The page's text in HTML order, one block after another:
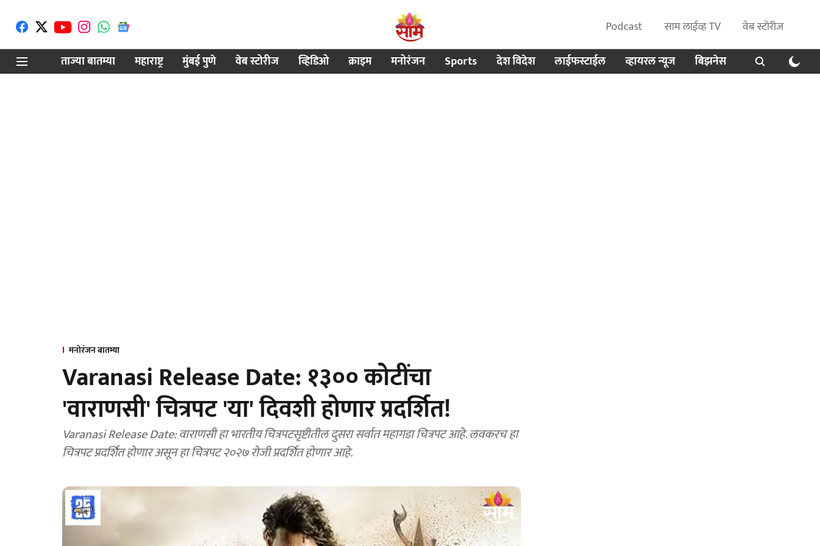
Podcast साम लाईव्ह TV
वेब स्टोरीज
ताज्या बातम्या
महाराष्ट्र मुंबई पुणे वेब स्टोरीज व्हिडिओ क्राइम मनोरंजन Sports देश विदेश लाईफस्टाईल व्हायरल न्यूज बिझनेस
मनोरंजन बातम्या
Varanasi Release Date: १३०० कोटींचा
'वाराणसी' चित्रपट 'या' दिवशी होणार प्रदर्शित!
Varanasi Release Date: वाराणसी हा भारतीय चित्रपटसृष्टीतील दुसरा सर्वात महागडा चित्रपट आहे. लवकरच हा
चित्रपट प्रदर्शित होणार असून हा चित्रपट २०२७ रोजी प्रदर्शित होणार आहे.